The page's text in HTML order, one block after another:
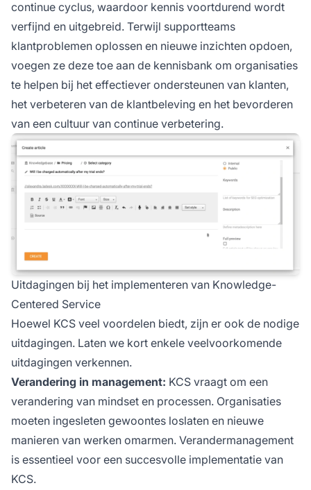
continue cyclus, waardoor kennis voortdurend wordt
verfijnd en uitgebreid. Terwijl supportteams
klantproblemen oplossen en nieuwe inzichten opdoen,
voegen ze deze toe aan de kennisbank om organisaties
te helpen bij het effectiever ondersteunen van klanten,
het verbeteren van de klantbeleving en het bevorderen
van een cultuur van continue verbetering.
Uitdagingen bij het implementeren van Knowledge-
Centered Service
Hoewel KCS veel voordelen biedt, zijn er ook de nodige
uitdagingen. Laten we kort enkele veelvoorkomende
uitdagingen verkennen.
Verandering in management: KCS vraagt om een
verandering van mindset en processen. Organisaties
moeten ingesleten gewoontes loslaten en nieuwe
manieren van werken omarmen. Verandermanagement
is essentieel voor een succesvolle implementatie van
KCS.